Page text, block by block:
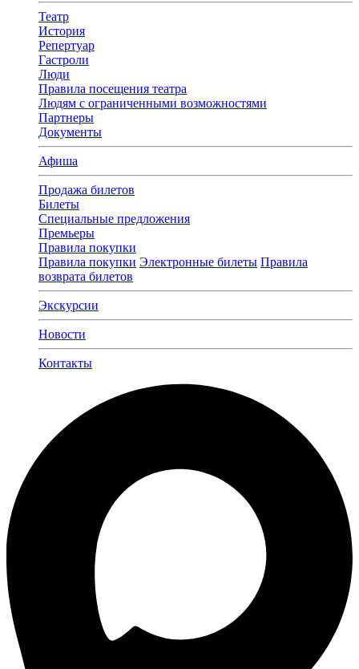
Театр
История
Репертуар
Гастроли
Люди
Правила посещения театра
Людям с ограниченными возможностями
Партнеры
Документы
Афиша
Продажа билетов
Билеты
Специальные предложения
Премьеры
Правила покупки
Правила покупки Электронные билеты Правила
возврата билетов
Экскурсии
Новости
Контакты